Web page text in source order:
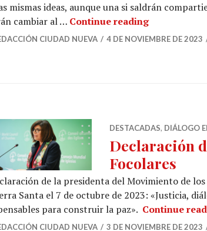
mismas ideas, aunque una si saldrán
cambiar al … Continue reading“La mejor
CIUDAD NUEVA 4 DE NOVIEMBRE DE 2023
DESTACADAS, DIÁLOGO
Declaración
Focolares
de la presidenta del Movimiento de
Santa el 7 de octubre de 2023: «Justicia,
para construir la paz». Continue
CIUDAD NUEVA 3 DE NOVIEMBRE DE 2023